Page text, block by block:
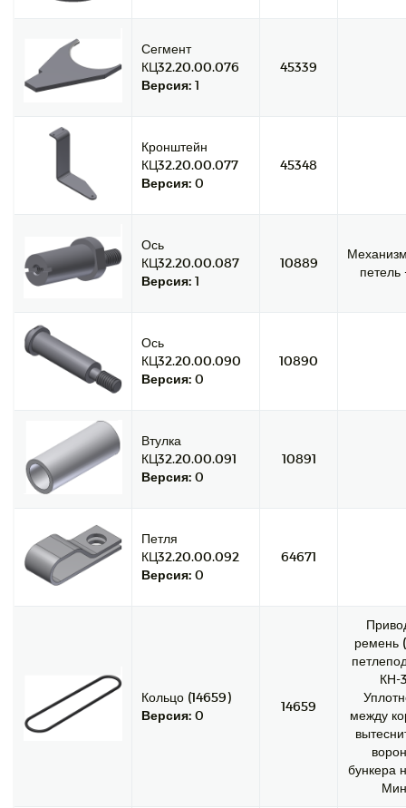
Сегмент
КЦ32.20.00.076
Версия: 1
45339
Кронштейн
КЦ32.20.00.077
Версия: 0
45348
Ось
КЦ32.20.00.087
Версия: 1
10889
петель
Ось
КЦ32.20.00.090
Версия: 0
10890
Втулка
КЦ32.20.00.091
Версия: 0
10891
Петля
КЦ32.20.00.092
Версия: 0
64671
Кольцо (14659)
Версия: 0
14659
ремень
КН-
между
бункера